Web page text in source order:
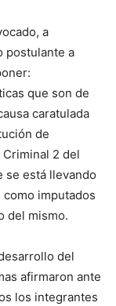
a
postulante a
que son de
caratulada
de
2 del
se está llevando
imputados
del mismo.
del
afirmaron ante
los integrantes